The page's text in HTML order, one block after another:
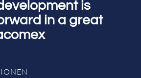
is
in a great